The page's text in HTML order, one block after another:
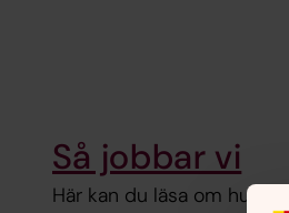
Så jobbar vi
Här kan du läsa om hur vi